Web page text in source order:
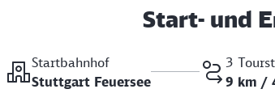
Start- und
Startbahnhof
Stuttgart Feuersee
3
9 km /